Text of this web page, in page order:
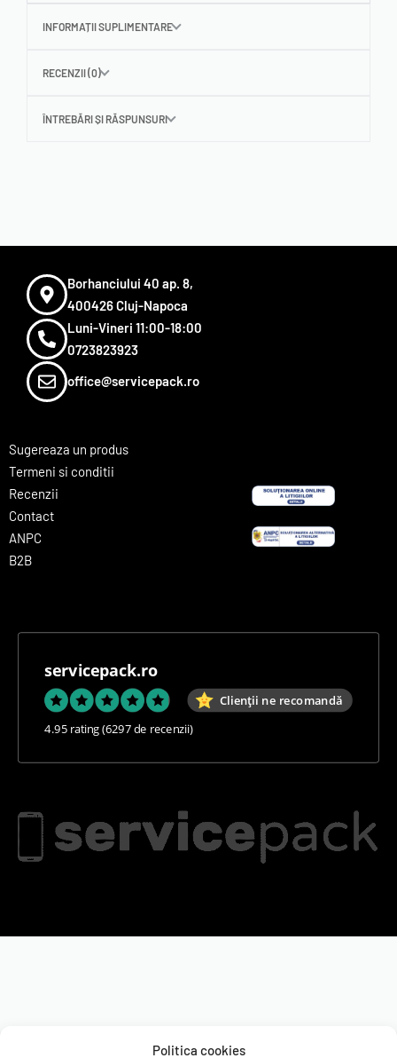
Politica cookies
INFORMAȚII SUPLIMENTARE
RECENZII (0)
ÎNTREBĂRI ȘI RĂSPUNSURI
Borhanciului 40 ap. 8,
400426 Cluj-Napoca
Luni-Vineri 11:00-18:00
0723823923
office@servicepack.ro
Sugereaza un produs
Termeni si conditii
Recenzii
Contact
ANPC
B2B
servicepack.ro
Clienții ne recomandă
4.95 rating(6297 de recenzii)